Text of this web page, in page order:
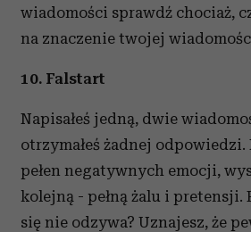
wiadomości sprawdź chociaż,
na znaczenie twojej
10. Falstart
Napisałeś jedną, dwie
otrzymałeś żadnej
pełen negatywnych emocji,
kolejną - pełną żalu i pretensji.
się nie odzywa? Uznajesz, że